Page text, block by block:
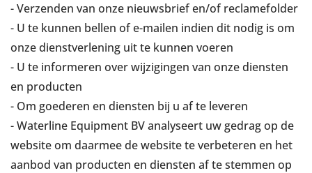
- Verzenden van onze nieuwsbrief en/of reclamefolder
- U te kunnen bellen of e-mailen indien dit nodig is om
onze dienstverlening uit te kunnen voeren
- U te informeren over wijzigingen van onze diensten
en producten
- Om goederen en diensten bij u af te leveren
- Waterline Equipment BV analyseert uw gedrag op de
website om daarmee de website te verbeteren en het
aanbod van producten en diensten af te stemmen op